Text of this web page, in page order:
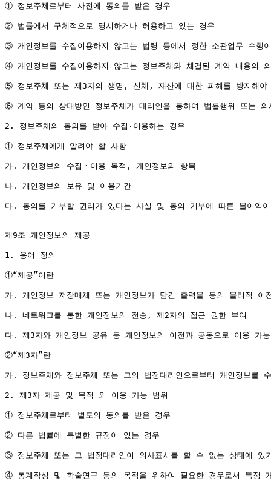
① 정보주체로부터 사전에 동의를 받은 경우
② 법률에서 구체적으로 명시하거나 허용하고 있는 경우
③ 개인정보를 수집이용하지 않고는 법령 등에서 정한 소관업무 수행
④ 개인정보를 수집이용하지 않고는 정보주체와 체결된 계약 내용의
⑤ 정보주체 또는 제3자의 생명, 신체, 재산에 대한 피해를 방지해
⑥ 계약 등의 상대방인 정보주체가 대리인을 통하여 법률행위 또는
2. 정보주체의 동의를 받아 수집·이용하는 경우
① 정보주체에게 알려야 할 사항
가. 개인정보의 수집ㆍ이용 목적, 개인정보의 항목
나. 개인정보의 보유 및 이용기간
다. 동의를 거부할 권리가 있다는 사실 및 동의 거부에 따른 불이익
제9조 개인정보의 제공
1. 용어 정의
①“제공”이란
가. 개인정보 저장매체 또는 개인정보가 담긴 출력물 등의 물리적 이
나. 네트워크를 통한 개인정보의 전송, 제2자의 접근 권한 부여
다. 제3자와 개인정보 공유 등 개인정보의 이전과 공동으로 이용 가
②“제3자”란
가. 정보주체와 정보주체 또는 그의 법정대리인으로부터 개인정보를
2. 제3자 제공 및 목적 외 이용 가능 범위
① 정보주체로부터 별도의 동의를 받은 경우
② 다른 법률에 특별한 규정이 있는 경우
③ 정보주체 또는 그 법정대리인이 의사표시를 할 수 없는 상태에 있
④ 통계작성 및 학술연구 등의 목적을 위하여 필요한 경우로서 특정